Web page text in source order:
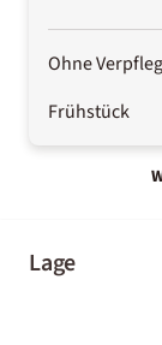
Ohne
Frühstück
Lage